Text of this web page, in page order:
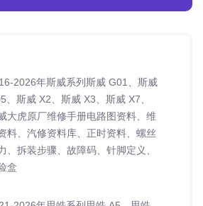
2026年斯威系列斯威 G01、斯威
、斯威 X2、斯威 X3、斯威 X7、
大虎原厂维修手册电路图资料、维
料、汽修资料库、正时资料、螺丝
、拆装步骤、故障码、针脚定义、
盒